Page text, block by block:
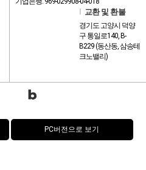
교환 및 환불
경기도 고양시 덕양
구 통일로140, B-
B229 (동산동, 삼송테
크노밸리)
PC버전으로 보기